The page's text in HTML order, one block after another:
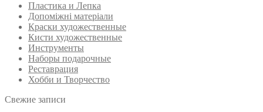
Пластика и Лепка
Допоміжні матеріали
Краски художественные
Кисти художественные
Инструменты
Наборы подарочные
Реставрация
Хобби и Творчество
Свежие записи